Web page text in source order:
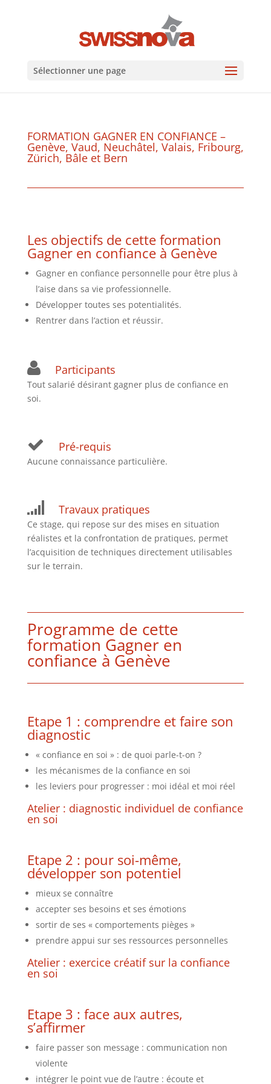
Sélectionner une page
FORMATION GAGNER EN CONFIANCE –
Genève, Vaud, Neuchâtel, Valais, Fribourg,
Zürich, Bâle et Bern
Les objectifs de cette formation
Gagner en confiance à Genève
Gagner en confiance personnelle pour être plus à
l’aise dans sa vie professionnelle.
Développer toutes ses potentialités.
Rentrer dans l’action et réussir.
Participants
Tout salarié désirant gagner plus de confiance en
soi.
Pré-requis
Aucune connaissance particulière.
Travaux pratiques
Ce stage, qui repose sur des mises en situation
réalistes et la confrontation de pratiques, permet
l’acquisition de techniques directement utilisables
sur le terrain.
Programme de cette
formation Gagner en
confiance à Genève
Etape 1 : comprendre et faire son
diagnostic
« confiance en soi » : de quoi parle-t-on ?
les mécanismes de la confiance en soi
les leviers pour progresser : moi idéal et moi réel
Atelier : diagnostic individuel de confiance
en soi
Etape 2 : pour soi-même,
développer son potentiel
mieux se connaître
accepter ses besoins et ses émotions
sortir de ses « comportements pièges »
prendre appui sur ses ressources personnelles
Atelier : exercice créatif sur la confiance
en soi
Etape 3 : face aux autres,
s’affirmer
faire passer son message : communication non
violente
intégrer le point vue de l’autre : écoute et